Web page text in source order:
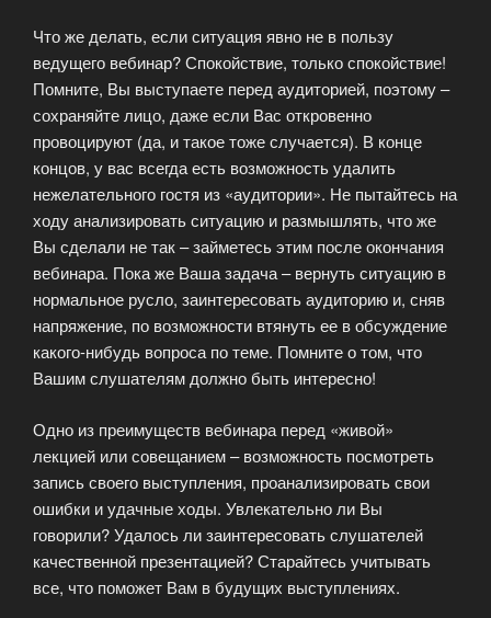
Что же делать, если ситуация явно не в пользу
ведущего вебинар? Спокойствие, только спокойствие!
Помните, Вы выступаете перед аудиторией, поэтому –
сохраняйте лицо, даже если Вас откровенно
провоцируют (да, и такое тоже случается). В конце
концов, у вас всегда есть возможность удалить
нежелательного гостя из «аудитории». Не пытайтесь на
ходу анализировать ситуацию и размышлять, что же
Вы сделали не так – займетесь этим после окончания
вебинара. Пока же Ваша задача – вернуть ситуацию в
нормальное русло, заинтересовать аудиторию и, сняв
напряжение, по возможности втянуть ее в обсуждение
какого-нибудь вопроса по теме. Помните о том, что
Вашим слушателям должно быть интересно!
Одно из преимуществ вебинара перед «живой»
лекцией или совещанием – возможность посмотреть
запись своего выступления, проанализировать свои
ошибки и удачные ходы. Увлекательно ли Вы
говорили? Удалось ли заинтересовать слушателей
качественной презентацией? Старайтесь учитывать
все, что поможет Вам в будущих выступлениях.